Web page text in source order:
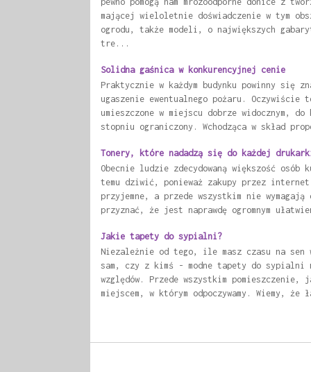
mającej wieloletnie doświadczenie w tym
ogrodu, także modeli, o największych
tre...
Solidna gaśnica w konkurencyjnej cenie
Praktycznie w każdym budynku powinny się
ugaszenie ewentualnego pożaru.
umieszczone w miejscu dobrze widocznym,
stopniu ograniczony. Wchodząca w skład
Tonery, które nadadzą się do każdej
Obecnie ludzie zdecydowaną większość
temu dziwić, ponieważ zakupy przez
przyjemne, a przede wszystkim nie
przyznać, że jest naprawdę ogromnym
Jakie tapety do sypialni?
Niezależnie od tego, ile masz czasu na
sam, czy z kimś - modne tapety do
względów. Przede wszystkim
miejscem, w którym odpoczywamy. Wiemy,